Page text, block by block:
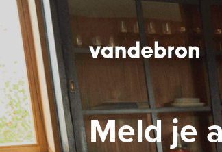
Meld je